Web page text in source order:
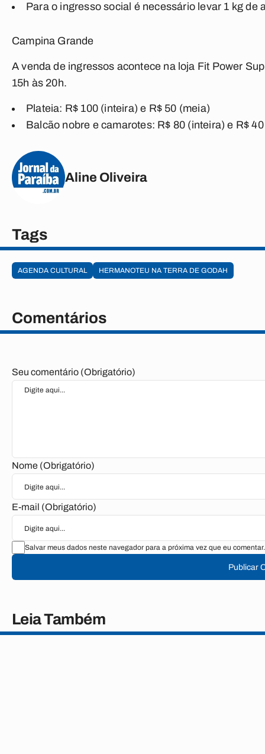
Para o ingresso social é necessário levar 1 kg de
Campina Grande
A venda de ingressos acontece na loja Fit Power
15h às 20h.
Plateia: R$ 100 (inteira) e R$ 50 (meia)
Balcão nobre e camarotes: R$ 80 (inteira) e R$
Aline Oliveira
Tags
AGENDA CULTURAL HERMANOTEU NA TERRA DE GODAH
Comentários
Seu comentário (Obrigatório)
Nome (Obrigatório)
E-mail (Obrigatório)
Salvar meus dados neste navegador para a próxima vez que eu comentar.
Publicar
Leia Também